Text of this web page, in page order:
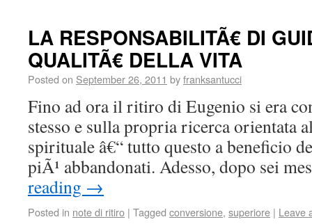
LA RESPONSABILITÃ€ DI
QUALITÃ€ DELLA VITA
Posted on September 26, 2011 byfranksantucci
Fino ad ora il ritiro di Eugenio si era
stesso e sulla propria ricerca orientata
spirituale â€“ tutto questo a beneficio
piÃ¹ abbandonati. Adesso, dopo sei
reading →
Posted in note di ritiro | Tagged conversione, superiore | Leave